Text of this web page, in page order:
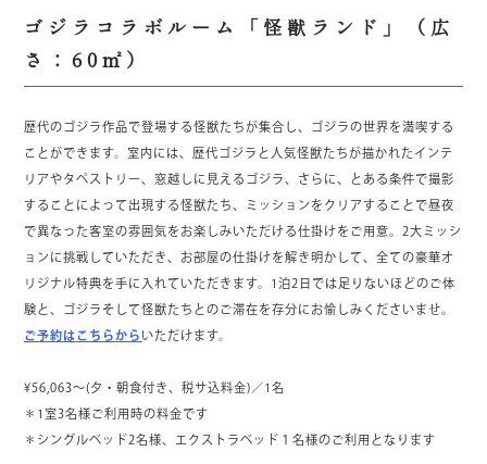
ゴジラコラボルーム「怪獣ランド」（広
さ：60㎡）
歴代のゴジラ作品で登場する怪獣たちが集合し、ゴジラの世界を満喫する
ことができます。室内には、歴代ゴジラと人気怪獣たちが描かれたインテ
リアやタペストリー、窓越しに見えるゴジラ、さらに、とある条件で撮影
することによって出現する怪獣たち、ミッションをクリアすることで昼夜
で異なった客室の雰囲気をお楽しみいただける仕掛けをご用意。2大ミッシ
ョンに挑戦していただき、お部屋の仕掛けを解き明かして、全ての豪華オ
リジナル特典を手に入れていただきます。1泊2日では足りないほどのご体
験と、ゴジラそして怪獣たちとのご滞在を存分にお愉しみくださいませ。
ご予約はこちらから いただけます。
¥56,063～(夕・朝食付き、税サ込料金)／1名
＊1室3名様ご利用時の料金です
＊シングルベッド2名様、エクストラベッド１名様のご利用となります